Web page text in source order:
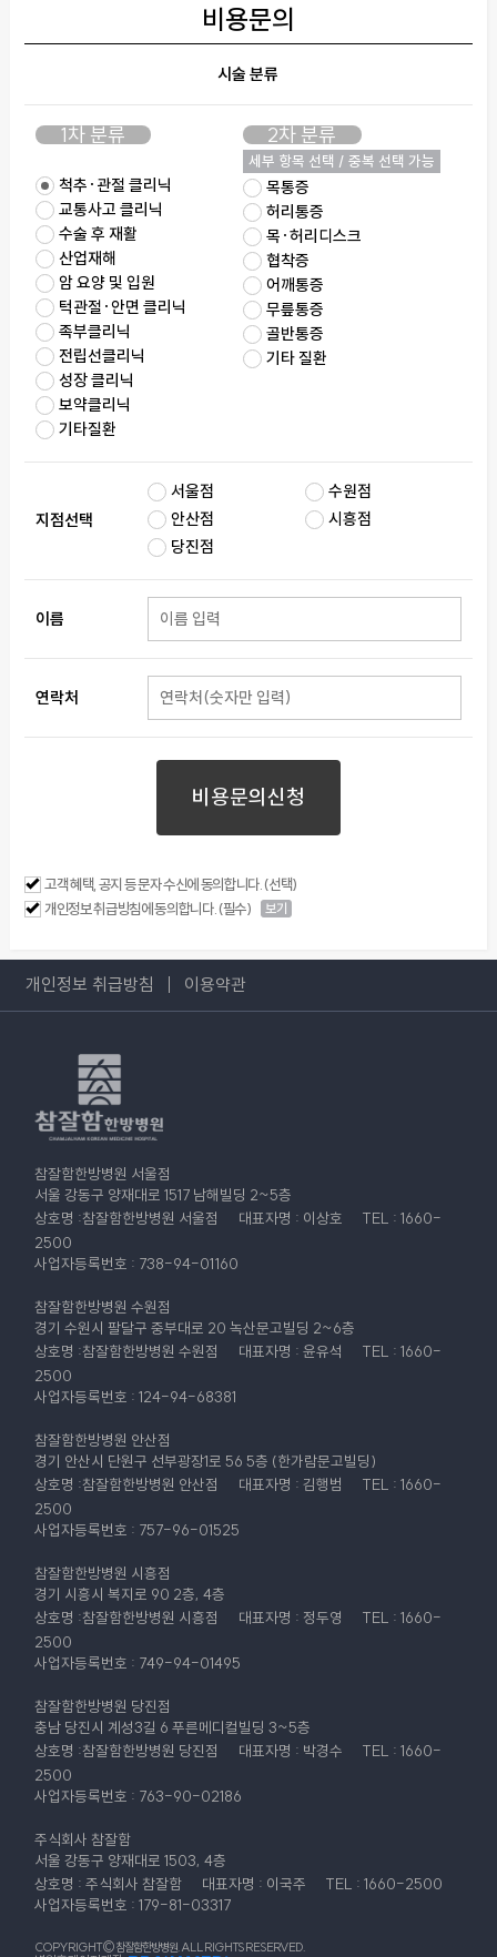
비용문의
시술 분류
1차 분류
척추·관절 클리닉
교통사고 클리닉
수술 후 재활
산업재해
암 요양 및 입원
턱관절·안면 클리닉
족부클리닉
전립선클리닉
성장 클리닉
보약클리닉
기타질환
2차 분류
세부 항목 선택 / 중복 선택 가능
목통증
허리통증
목·허리디스크
협착증
어깨통증
무릎통증
골반통증
기타 질환
지점선택
서울점
수원점
안산점
시흥점
당진점
이름
연락처
비용문의신청
고객 혜택, 공지 등 문자 수신에 동의합니다. (선택)
개인정보 취급방침에 동의합니다. (필수)
보기
개인정보 취급방침 이용약관
참잘함한방병원 서울점
서울 강동구 양재대로 1517 남해빌딩 2~5층
상호명 :참잘함한방병원 서울점
대표자명 : 이상호
TEL : 1660-
2500
사업자등록번호 : 738-94-01160
참잘함한방병원 수원점
경기 수원시 팔달구 중부대로 20 녹산문고빌딩 2~6층
상호명 :참잘함한방병원 수원점
대표자명 : 윤유석
TEL : 1660-
2500
사업자등록번호 : 124-94-68381
참잘함한방병원 안산점
경기 안산시 단원구 선부광장1로 56 5층 (한가람문고빌딩)
상호명 :참잘함한방병원 안산점
대표자명 : 김행범
TEL : 1660-
2500
사업자등록번호 : 757-96-01525
참잘함한방병원 시흥점
경기 시흥시 복지로 90 2층, 4층
상호명 :참잘함한방병원 시흥점
대표자명 : 정두영
TEL : 1660-
2500
사업자등록번호 : 749-94-01495
참잘함한방병원 당진점
충남 당진시 계성3길 6 푸른메디컬빌딩 3~5층
상호명 :참잘함한방병원 당진점
대표자명 : 박경수
TEL : 1660-
2500
사업자등록번호 : 763-90-02186
주식회사 참잘함
서울 강동구 양재대로 1503, 4층
상호명 : 주식회사 참잘함
대표자명 : 이국주
TEL : 1660-2500
사업자등록번호 : 179-81-03317
COPYRIGHT© 참잘함한방병원. ALL RIGHTS RESERVED.